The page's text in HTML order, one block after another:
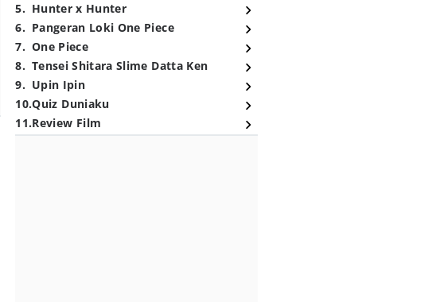
5. Hunter x Hunter
6. Pangeran Loki One Piece
7. One Piece
8. Tensei Shitara Slime Datta Ken
9. Upin Ipin
10.Quiz Duniaku
11.Review Film